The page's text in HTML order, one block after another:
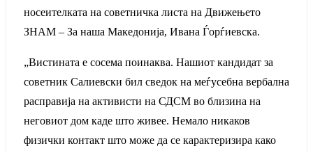
носеителката на советничка листа на Движењето
ЗНАМ – За наша Македонија, Ивана Ѓорѓиевска.
„Вистината е сосема поинаква. Нашиот кандидат за
советник Салиевски бил сведок на меѓусебна вербална
расправија на активисти на СДСМ во близина на
неговиот дом каде што живее. Немало никаков
физички контакт што може да се карактеризира како